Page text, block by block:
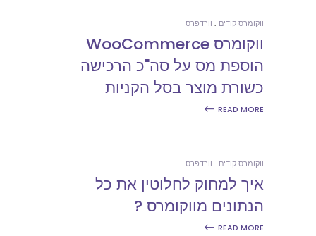
ווקומרס קודים וורדפרס
ווקומרס WooCommerce
הוספת מס על סה"כ הרכישה
כשורת מוצר בסל הקניות
READ MORE
ווקומרס קודים וורדפרס
איך למחוק לחלוטין את כל
הנתונים מווקומרס ?
READ MORE